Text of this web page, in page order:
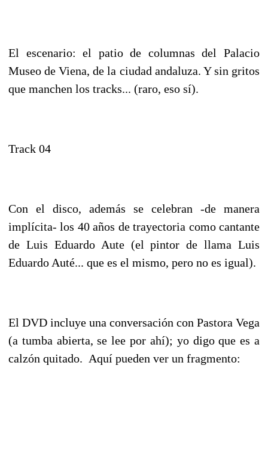
El escenario: el patio de columnas del Palacio
Museo de Viena, de la ciudad andaluza. Y sin gritos
que manchen los tracks... (raro, eso sí).
Track 04
Con el disco, además se celebran -de manera
implícita- los 40 años de trayectoria como cantante
de Luis Eduardo Aute (el pintor de llama Luis
Eduardo Auté... que es el mismo, pero no es igual).
El DVD incluye una conversación con Pastora Vega
(a tumba abierta, se lee por ahí); yo digo que es a
calzón quitado. Aquí pueden ver un fragmento: